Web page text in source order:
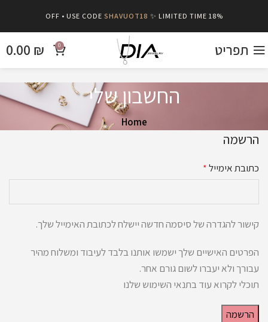
18% OFF • USE CODE
SHAVUOT18 ✨ LIMITED TIME
תפריט 0
0.00 ₪
החשבון שלי
Home
הרשמה
כתובת אימייל*
קישור להגדרה של סיסמה חדשה יישלח לכתובת האימייל שלך.
הפרטים האישיים שלך ישמשו אותנו בלבד לעיבוד ומשלוח מהיר
עבורך ולא יעברו לשום גורם אחר.
תוכלי לקרוא עוד בתנאי השימוש שלנו
הרשמה